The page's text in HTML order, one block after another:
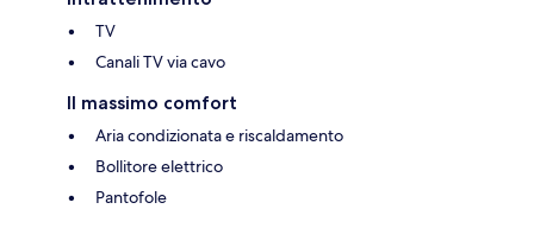
TV
Canali TV via cavo
Il massimo comfort
Aria condizionata e riscaldamento
Bollitore elettrico
Pantofole